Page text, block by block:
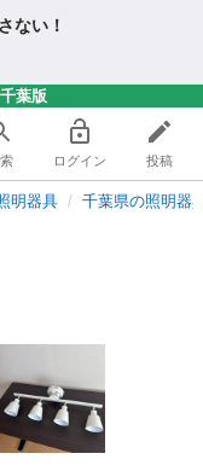
ない！
葉版
ログイン 投稿
明器具 千葉県の照明器